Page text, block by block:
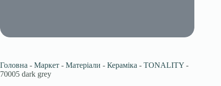
Головна - Маркет - Матеріали - Кераміка - TONALITY -
70005 dark grey